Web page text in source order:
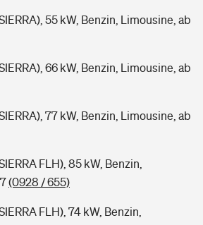
55 kW, Benzin, Limousine, ab
66 kW, Benzin, Limousine, ab
77 kW, Benzin, Limousine, ab
FLH), 85 kW, Benzin,
(0928 / 655)
FLH), 74 kW, Benzin,